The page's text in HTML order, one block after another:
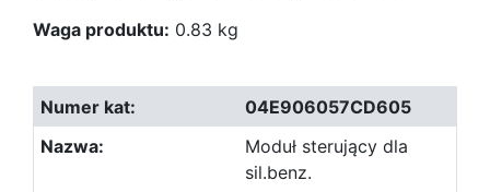
Waga produktu: 0.83 kg
04E906057CD605
Moduł sterujący dla
sil.benz.